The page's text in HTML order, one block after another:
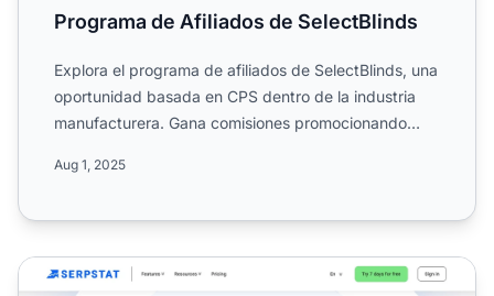
Programa de Afiliados de SelectBlinds
Explora el programa de afiliados de SelectBlinds, una
oportunidad basada en CPS dentro de la industria
manufacturera. Gana comisiones promocionando
Aug 1, 2025
Programa de Afiliados de Serpstat